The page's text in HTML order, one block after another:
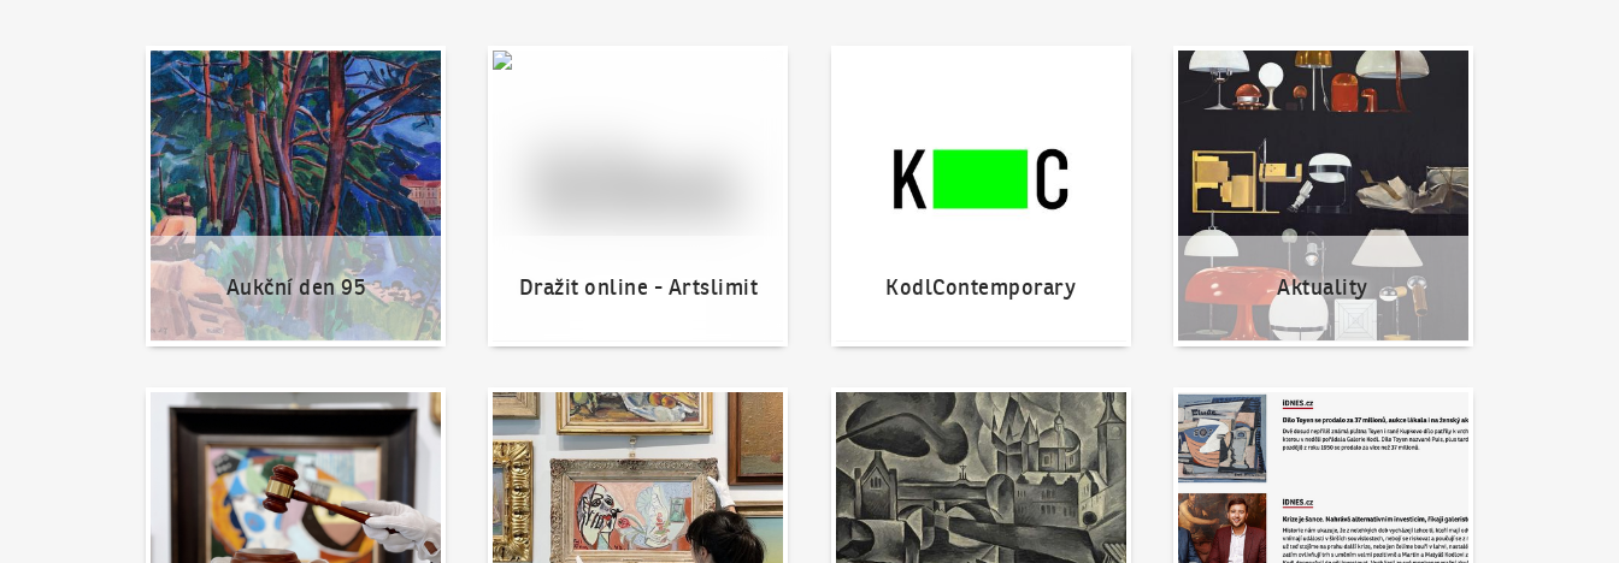
Aukční den 95
Aukční den 95
Dražit online - Artslimit
Dražit online - Artslimit
KodlContemporary Aktuality
Aktuality
Jak dražit? Nabídnout dílo Naše nejvyšší prodeje Napsali o nás